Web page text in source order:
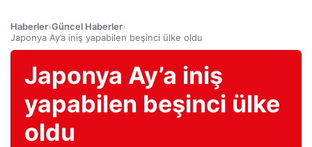
Haberler›Güncel Haberler›
Japonya Ay’a iniş yapabilen beşinci ülke oldu
Japonya Ay’a iniş
yapabilen beşinci ülke
oldu